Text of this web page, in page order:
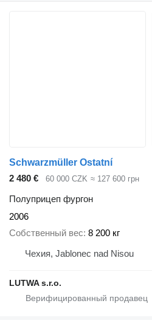
Schwarzmüller Ostatní
2 480 €
60 000 CZK ≈ 127 600 грн
Полуприцеп фургон
2006
Собственный вес 8 200 кг
Чехия, Jablonec nad Nisou
LUTWA s.r.o.